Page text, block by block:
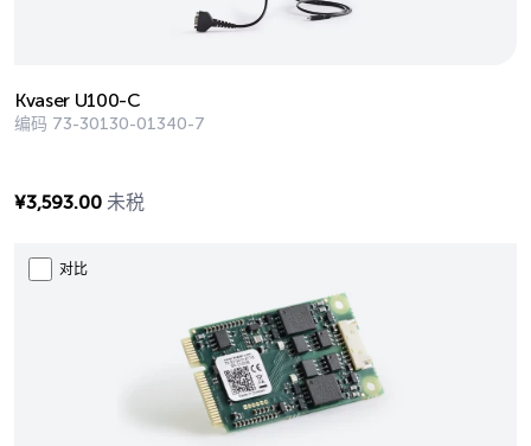
Kvaser U100-C
编码 73-30130-01340-7
¥3,593.00 未税
对比